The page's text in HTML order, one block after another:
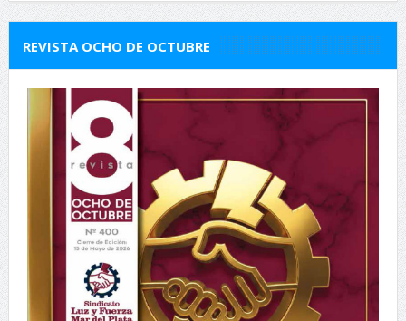
REVISTA OCHO DE OCTUBRE